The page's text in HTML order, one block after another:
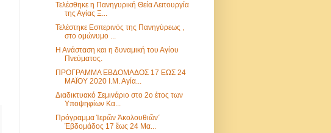
Τελέσθηκε η Πανηγυρική Θεία Λειτουργία
της Αγίας Ξ...
Τελέστηκε Εσπερινός της Πανηγύρεως ,
στο ομώνυμο ...
Η Ανάσταση και η δυναμική του Αγίου
Πνεύματος.
ΠΡΟΓΡΑΜΜΑ ΕΒΔΟΜΑΔΟΣ 17 ΕΩΣ 24
ΜΑΪΟΥ 2020 Ι.Μ. Αγία...
Διαδικτυακό Σεμινάριο στο 2ο έτος των
Υποψηφίων Κα...
Πρόγραμμα Ἱερῶν Ἀκολουθιῶν΄
Ἐβδομάδος 17 ἔως 24 Μα...